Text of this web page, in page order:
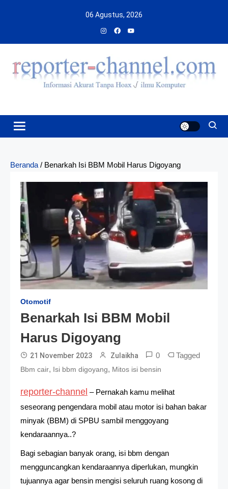
06 Agustus, 2026
Beranda / Benarkah Isi BBM Mobil Harus Digoyang
Otomotif
Benarkah Isi BBM Mobil
Harus Digoyang
21 November 2023 Zulaikha 0 Tagged
Bbm cair, Isi bbm digoyang, Mitos isi bensin
reporter-channel – Pernakah kamu melihat
seseorang pengendara mobil atau motor isi bahan bakar
minyak (BBM) di SPBU sambil menggoyang
kendaraannya..?
Bagi sebagian banyak orang, isi bbm dengan
mengguncangkan kendaraannya diperlukan, mungkin
tujuannya agar bensin mengisi seluruh ruang kosong di